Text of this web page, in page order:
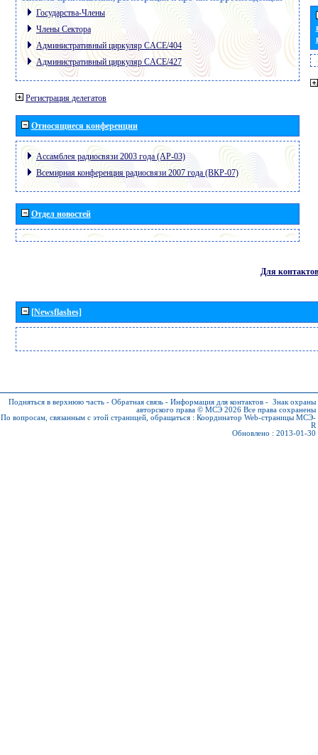
Государства-Члены
Члены Сектора
Административный циркуляр CACE/404
Административный циркуляр CACE/427
Регистрация делегатов
Относящиеся конференции
Ассамблея радиосвязи 2003 года (АР-03)
Всемирная конференция радиосвязи 2007 года (ВКР-07)
Отдел новостей
Для контактов
[Newsflashes]
Подняться в верхнюю часть - Обратная связь - Информация для контактов - Знак охраны
авторского права © МСЭ 2026 Все права сохранены
По вопросам, связанным с этой страницей, обращаться : Координатор Web-страницы МСЭ-
R
Обновлено : 2013-01-30